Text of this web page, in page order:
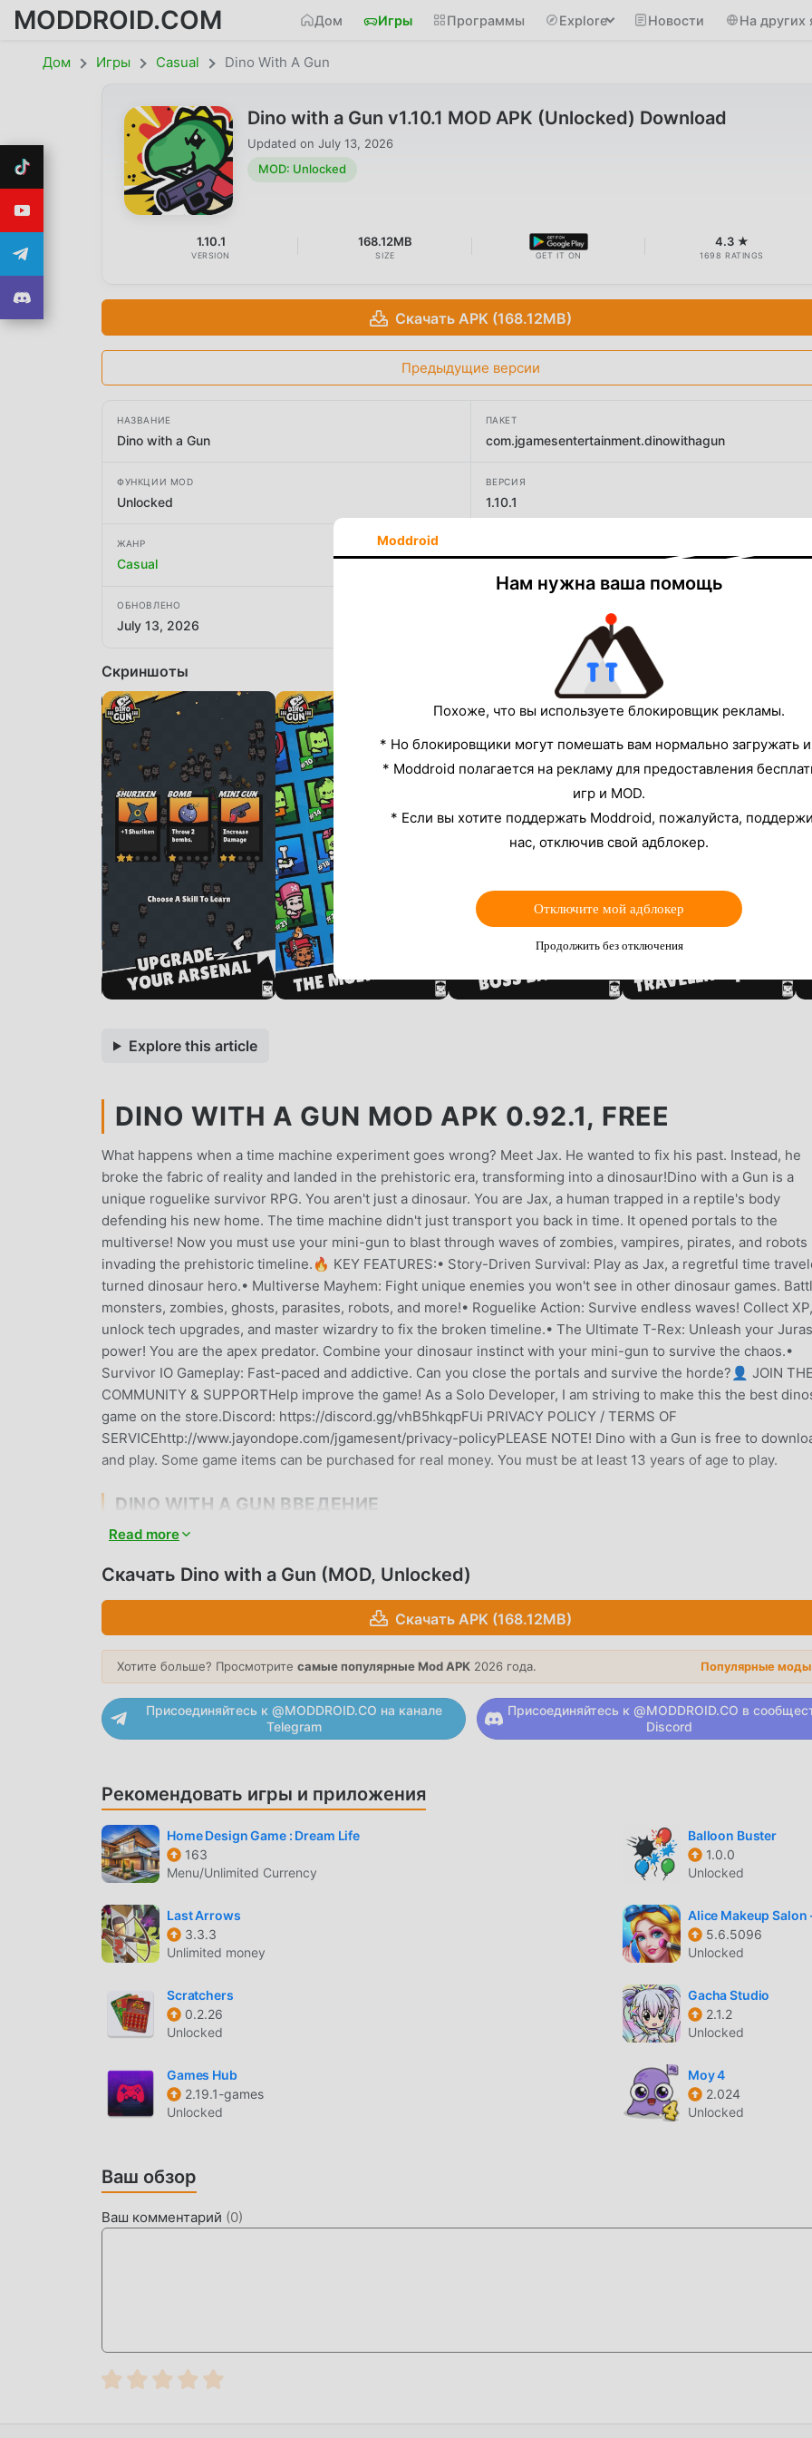
MODDROID.COM Дом Игры Программы Explore Новости На других
Дом Игры Casual Dino With A Gun
Dino with a Gun v1.10.1 MOD APK (Unlocked) Download
Updated on July 13, 2026
MOD: Unlocked
1.10.1
VERSION
168.12MB
SIZE GET IT ON
4.3 ★
1698 RATINGS
Скачать APK (168.12MB)
Предыдущие версии
НАЗВАНИЕ
Dino with a Gun
ПАКЕТ
com.jgamesentertainment.dinowithagun
ФУНКЦИИ MOD
Unlocked
ВЕРСИЯ
1.10.1
ЖАНР
Casual J. Games Entertainment
ОБНОВЛЕНО
July 13, 2026
Скриншоты
Explore this article
DINO WITH A GUN MOD APK 0.92.1, FREE
What happens when a time machine experiment goes wrong? Meet Jax. He wanted to fix his past. Instead, he
broke the fabric of reality and landed in the prehistoric era, transforming into a dinosaur!Dino with a Gun is a
unique roguelike survivor RPG. You aren't just a dinosaur. You are Jax, a human trapped in a reptile's body
defending his new home. The time machine didn't just transport you back in time. It opened portals to the
multiverse! Now you must use your mini-gun to blast through waves of zombies, vampires, pirates, and robots
invading the prehistoric timeline.🔥 KEY FEATURES:• Story-Driven Survival: Play as Jax, a regretful time
turned dinosaur hero.• Multiverse Mayhem: Fight unique enemies you won't see in other dinosaur games.
monsters, zombies, ghosts, parasites, robots, and more!• Roguelike Action: Survive endless waves! Collect XP,
unlock tech upgrades, and master wizardry to fix the broken timeline.• The Ultimate T-Rex: Unleash your
power! You are the apex predator. Combine your dinosaur instinct with your mini-gun to survive the chaos.•
Survivor IO Gameplay: Fast-paced and addictive. Can you close the portals and survive the horde?👤 JOIN
COMMUNITY & SUPPORTHelp improve the game! As a Solo Developer, I am striving to make this the best
game on the store.Discord: https://discord.gg/vhB5hkqpFUℹ️ PRIVACY POLICY / TERMS OF
SERVICEhttp://www.jayondope.com/jgamesent/privacy-policyPLEASE NOTE! Dino with a Gun is free to
and play. Some game items can be purchased for real money. You must be at least 13 years of age to play.
DINO WITH A GUN ВВЕДЕНИЕ
Dino with a Gun В последнее время очень популярная игра casual завоевала множество поклонников по
сайт бесплатной загрузки мод apk - moddroid - ваш лучший выбор. moddroid не только предоставляет
последнюю версию Dino with a Gun 0.92.1 бесплатно, но также бесплатно предоставляет мод Free,
вам сохранить повторяющуюся механическую задачу в игре, чтобы вы могли сосредоточиться на
будет взимать плату с игроков, и он на 100% безопасен, доступен и бесплатен для установки. Просто
скачайте клиент moddroid, вы можете загрузить и установить Dino with a Gun 0.92.1 одним щелчком
Чего же вы ждете, скачайте moddroid и играйте!
Dino with a Gun Будучи популярной игрой casual, ее уникальный игровой процесс помог ему завоевать
большое количество поклонников по всему миру. В отличие от традиционных игр casual, в Dino with a
вам нужно пройти только обучение для новичков, чтобы вы могли легко начать всю игру и наслаждаться
радостью, приносимой классическими играми casual Dino with a Gun 0.92.1. В то же время, moddroid
специально создал платформу для любителей игр casual, позволяя вам общаться и делиться со всеми
casual игра со всеми глобальными партнерами будет счастлива
КРАСИВЫЙ ЭКРАН
Как и традиционные игры casual, Dino with a Gun отличается уникальным художественным стилем, а
благодаря высококачественной графике, картам и персонажам Dino with a Gun привлекает множество
поклонников casual, и по сравнению по сравнению с традиционными играми casual, Dino with a Gun 0.92.1
использует обновленный виртуальный движок и вносит смелые обновления. Благодаря более
технологиям впечатления от игры на экране значительно улучшились. Сохраняя оригинальный стиль
он максимально улучшает сенсорный опыт пользователя, и существует множество различных типов
мобильных телефонов apk с отличной адаптируемостью, гарантируя, что все любители игр casual могут в
УНИКАЛЬНЫЙ МОД
Традиционная игра casual требует, чтобы пользователи тратили много времени на накопление своего
СКАЧАТЬ СЕЙЧАС
Read more
Скачать Dino with a Gun (MOD, Unlocked)
Скачать APK (168.12MB)
Хотите больше? Просмотрите самые популярные Mod APK 2026 года. Популярные
Присоединяйтесь к @MODDROID.CO на канале
Telegram
Присоединяйтесь к @MODDROID.CO в
Discord
Рекомендовать игры и приложения
Home Design Game : Dream Life
163
Menu/Unlimited Currency
Balloon Buster
1.0.0
Unlocked
Last Arrows
3.3.3
Unlimited money
Alice Makeup Salon
5.6.5096
Unlocked
Scratchers
0.2.26
Unlocked
Gacha Studio
2.1.2
Unlocked
Games Hub
2.19.1-games
Unlocked
Moy 4
2.024
Unlocked
Ваш обзор
Ваш комментарий (0)
Moddroid
Нам нужна ваша помощь
Похоже, что вы используете блокировщик рекламы.
* Но блокировщики могут помешать вам нормально загружать
* Moddroid полагается на рекламу для предоставления
игр и MOD.
* Если вы хотите поддержать Moddroid, пожалуйста,
нас, отключив свой адблокер.
Отключите мой адблокер
Продолжить без отключения